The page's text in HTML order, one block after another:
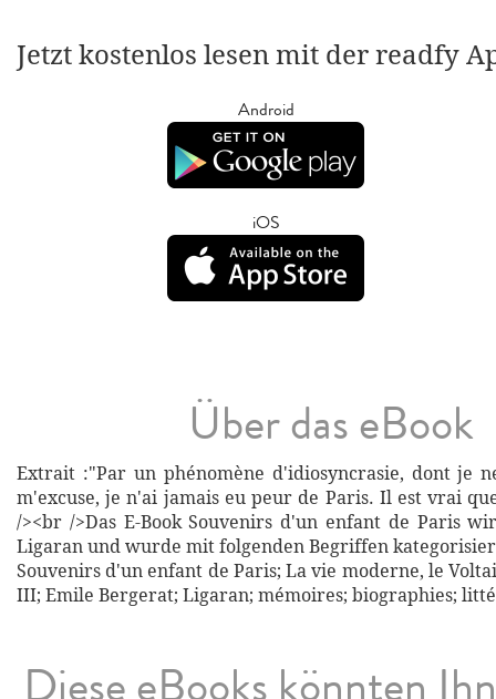
Jetzt kostenlos lesen mit der readfy
Android
iOS
Über das eBook
Extrait :"Par un phénomène d'idiosyncrasie, dont je
m'excuse, je n'ai jamais eu peur de Paris. Il est vrai
/><br />Das E-Book Souvenirs d'un enfant de Paris
Ligaran und wurde mit folgenden Begriffen
Souvenirs d'un enfant de Paris; La vie moderne, le
III; Emile Bergerat; Ligaran; mémoires; biographies;